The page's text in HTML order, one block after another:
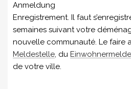
Anmeldung
Enregistrement. Il faut
semaines suivant votre
nouvelle communauté. Le faire
Meldestelle, du
de votre ville.